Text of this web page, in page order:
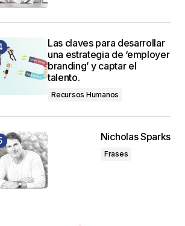
Las claves para desarrollar
una estrategia de ‘employer
branding’ y captar el
talento.
Recursos Humanos
Nicholas Sparks
Frases